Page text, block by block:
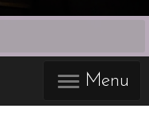
Menu